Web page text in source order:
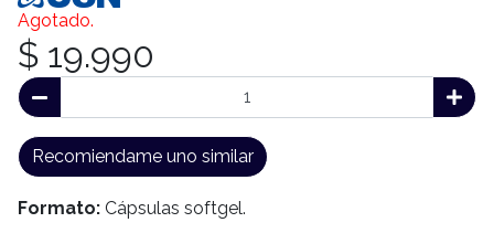
Agotado.
$ 19.990
Recomiendame uno similar
Formato: Cápsulas softgel.